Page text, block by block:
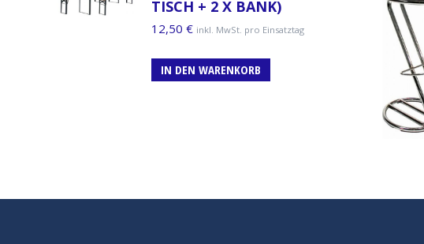
TISCH + 2 X BANK)
12,50 € inkl. MwSt. pro Einsatztag
IN DEN WARENKORB